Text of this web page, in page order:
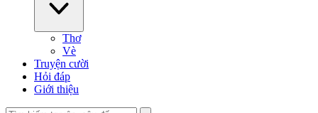
Thơ
Vè
Truyện cười
Hỏi đáp
Giới thiệu